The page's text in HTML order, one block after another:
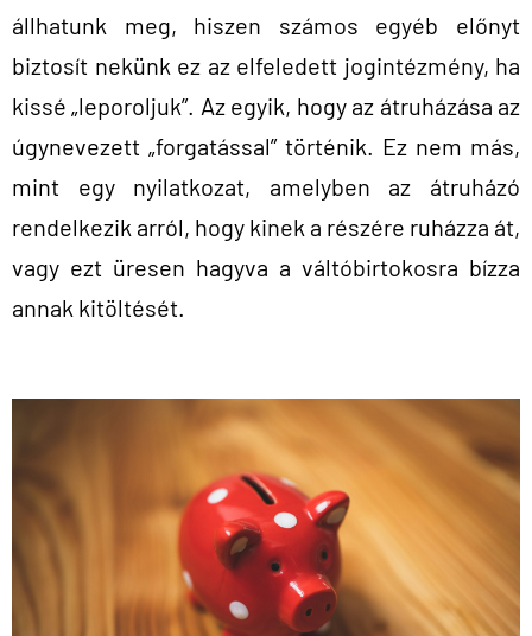
állhatunk meg, hiszen számos egyéb előnyt
biztosít nekünk ez az elfeledett jogintézmény, ha
kissé „leporoljuk”. Az egyik, hogy az átruházása az
úgynevezett „forgatással” történik. Ez nem más,
mint egy nyilatkozat, amelyben az átruházó
rendelkezik arról, hogy kinek a részére ruházza át,
vagy ezt üresen hagyva a váltóbirtokosra bízza
annak kitöltését.